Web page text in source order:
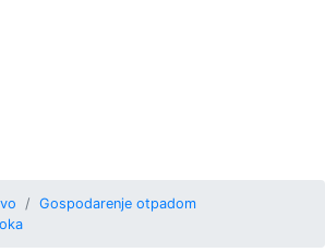
Gospodarenje otpadom